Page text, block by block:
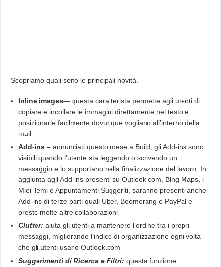
Scopriamo quali sono le principali novità.
Inline images— questa caratterista permette agli utenti di
copiare e incollare le immagini direttamente nel testo e
posizionarle facilmente dovunque vogliano all’interno della
mail
Add-ins –annunciati questo mese a Build, gli Add-ins sono
visibili quando l’utente sta leggendo o scrivendo un
messaggio e lo supportano nella finalizzazione del lavoro. In
aggiunta agli Add-ins presenti su Outlook.com, Bing Maps, i
Miei Temi e Appuntamenti Suggeriti, saranno presenti anche
Add-ins di terze parti quali Uber, Boomerang e PayPal e
presto molte altre collaborazioni
Clutter: aiuta gli utenti a mantenere l’ordine tra i propri
messaggi, migliorando l’indice di organizzazione ogni volta
che gli utenti usano Outlook.com
Suggerimenti di Ricerca e Filtri: questa funzione